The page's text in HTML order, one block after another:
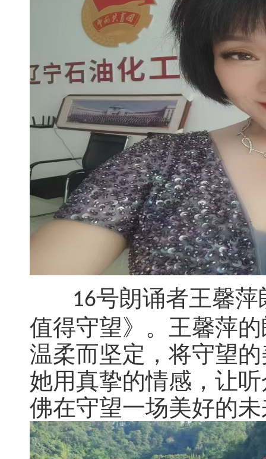
16号朗诵者王馨
值得守望》。王馨萍
温柔而坚定，将守望
她用真挚的情感，让
佛在守望一场美好的